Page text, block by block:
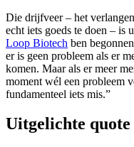
Die drijfveer – het
echt iets goeds te doen – is
Loop Biotech ben
er is geen probleem als er
komen. Maar als er meer
moment wél een probleem
fundamenteel iets mis.”
Uitgelichte quote